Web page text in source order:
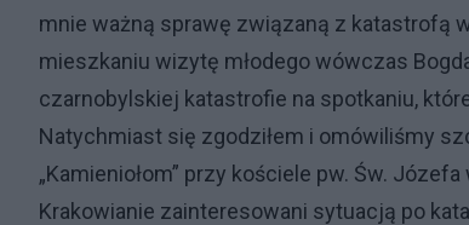
mnie ważną sprawę związaną z katastrofą
mieszkaniu wizytę młodego wówczas
czarnobylskiej katastrofie na spotkaniu,
Natychmiast się zgodziłem i omówiliśmy
„Kamieniołom” przy kościele pw. Św.
Krakowianie zainteresowani sytuacją po